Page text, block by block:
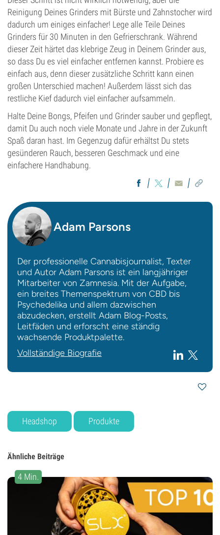
Reinigung Deines Grinders mit Bürste und Zahnstocher wird
dadurch um einiges einfacher! Lege alle Teile Deines
Grinders für 30 Minuten in den Gefrierschrank. Während
dieser Zeit härtet das klebrige Zeug in Deinem Grinder aus,
so dass Du es viel einfacher entfernen kannst. Probiere es
einfach aus, denn dieser zusätzliche Schritt kann einen
großen Unterschied machen! Außerdem lässt sich das
restliche Kief dadurch viel einfacher aufsammeln.
Halte Deine Bongs, Pfeifen und Grinder sauber und gepflegt,
damit Du auch noch viele Monate und Jahre in der Zukunft
Spaß daran hast. Im Gegenzug dafür erhältst Du stets
gesünderen Rauch, besseren Geschmack und eine
einfachere Handhabung.
Adam Parsons
Der professionelle Cannabisjournalist, Texter
und Autor Adam Parsons ist ein langjähriger
Mitarbeiter von Zamnesia. Mit der Aufgabe,
ein breites Themenspektrum von CBD bis
Psychedelika und allem dazwischen
abzudecken, erstellt Adam Blog-Posts,
Leitfäden und erforscht eine ständig
wachsende Produktpalette.
Vollständige Biografie
Headshop Produkte
Ähnliche Beiträge
4 Min.